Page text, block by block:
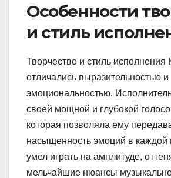
Особенности
и стиль
Творчество и стиль исполнения
отличались выразительностью и
эмоциональностью.
своей мощной и глубокой
которая позволяла ему
насыщенность эмоций в каждой
умел играть на амплитуде,
мельчайшие нюансы